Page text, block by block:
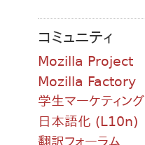
コミュニティ
Mozilla Project
Mozilla Factory
学生マーケティング
日本語化 (L10n)